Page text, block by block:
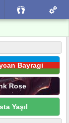
Bayragi
Rose
Yaşıl